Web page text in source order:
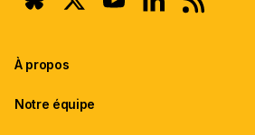
À propos
Notre équipe